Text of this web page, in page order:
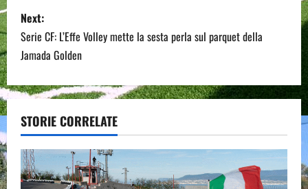
t
n
a
v
i
g
Next:
Serie CF: L’Effe Volley mette la sesta perla sul parquet della
Jamada Golden
STORIE CORRELATE